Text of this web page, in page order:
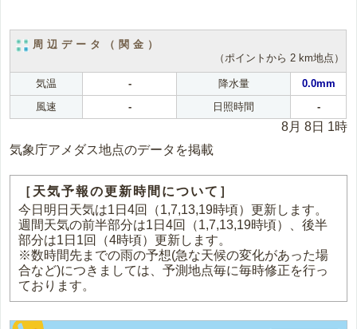
周辺データ（関金）
（ポイントから 2 km地点）
気温 - 降水量
0.0mm
風速
- 日照時間 -
8月 8日 1時
気象庁アメダス地点のデータを掲載
［天気予報の更新時間について］
今日明日天気は1日4回（1,7,13,19時頃）更新します。
週間天気の前半部分は1日4回（1,7,13,19時頃）、後半
部分は1日1回（4時頃）更新します。
※数時間先までの雨の予想(急な天候の変化があった場
合など)につきましては、予測地点毎に毎時修正を行っ
ております。